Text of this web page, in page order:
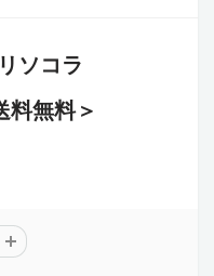
ソコラ
料無料＞